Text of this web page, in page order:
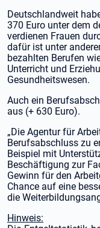
Deutschlandweit
370 Euro unter dem
verdienen Frauen
dafür ist unter
bezahlten Berufen
Unterricht und
Gesundheitswesen.
Auch ein
aus (+ 630 Euro).
„Die Agentur für
Berufsabschluss zu
Beispiel mit
Beschäftigung zur
Gewinn für den
Chance auf eine
die
Hinweis: